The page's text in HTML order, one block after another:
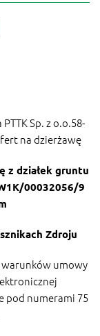
Sp. z o.o.58-
na dzierżawę
z działek gruntu
00032056/9
Zdroju
umowy
pod numerami 75